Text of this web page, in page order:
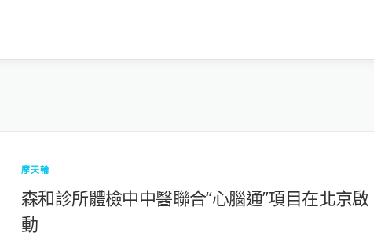
摩天輪
森和診所體檢中中醫聯合“心腦通”項目在北京啟
動